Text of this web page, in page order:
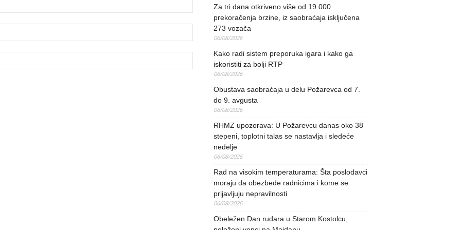
Za tri dana otkriveno više od 19.000
prekoračenja brzine, iz saobraćaja isključena
273 vozača
06/08/2026
Kako radi sistem preporuka igara i kako ga
iskoristiti za bolji RTP
06/08/2026
Obustava saobraćaja u delu Požarevca od 7.
do 9. avgusta
06/08/2026
RHMZ upozorava: U Požarevcu danas oko 38
stepeni, toplotni talas se nastavlja i sledeće
nedelje
06/08/2026
Rad na visokim temperaturama: Šta poslodavci
moraju da obezbede radnicima i kome se
prijavljuju nepravilnosti
06/08/2026
Obeležen Dan rudara u Starom Kostolcu,